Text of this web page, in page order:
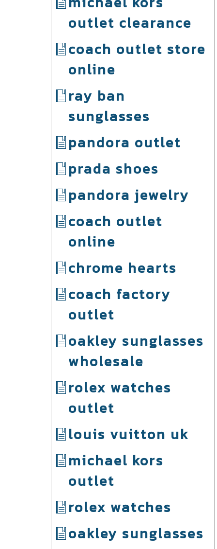
outlet clearance
coach outlet store
online
ray ban
sunglasses
pandora outlet
prada shoes
pandora jewelry
coach outlet
online
chrome hearts
coach factory
outlet
oakley sunglasses
wholesale
rolex watches
outlet
louis vuitton uk
michael kors
outlet
rolex watches
oakley sunglasses